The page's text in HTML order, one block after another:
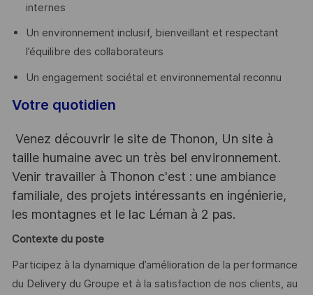
internes
Un environnement inclusif, bienveillant et respectant
l’équilibre des collaborateurs
Un engagement sociétal et environnemental reconnu
Votre quotidien
Venez découvrir le site de Thonon, Un site à
taille humaine avec un très bel environnement.
Venir travailler à Thonon c'est : une ambiance
familiale, des projets intéressants en ingénierie,
les montagnes et le lac Léman à 2 pas.
Contexte du poste
Participez à la dynamique d’amélioration de la performance
du Delivery du Groupe et à la satisfaction de nos clients, au